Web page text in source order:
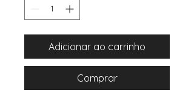
Adicionar ao carrinho
Comprar